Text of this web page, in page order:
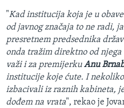
"Kad institucija koja je u
od javnog značaja to ne radi,
presretnem predsednika
onda tražim direktno od
važi i za premijerkuAnu
institucije koje ćute. I
izbacivali iz raznih kabineta,
dođem na vrata", rekao je